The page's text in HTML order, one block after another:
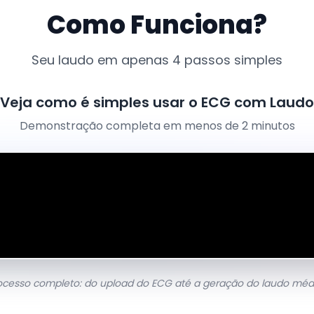
Como Funciona?
Seu laudo em apenas 4 passos simples
Veja como é simples usar o ECG com Laudo
Demonstração completa em menos de 2 minutos
completo: do upload do ECG até a geração do laudo